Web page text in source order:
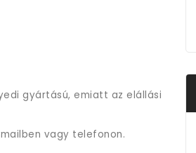
gyártású, emiatt az elállási
vagy telefonon.